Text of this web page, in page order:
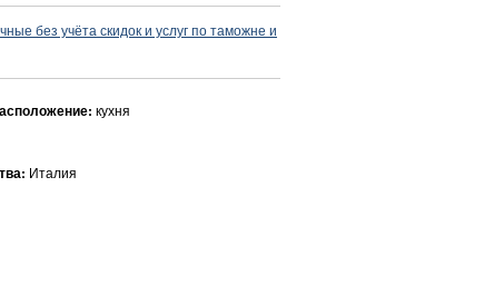
без учёта скидок и услуг по таможне и
кухня
Италия